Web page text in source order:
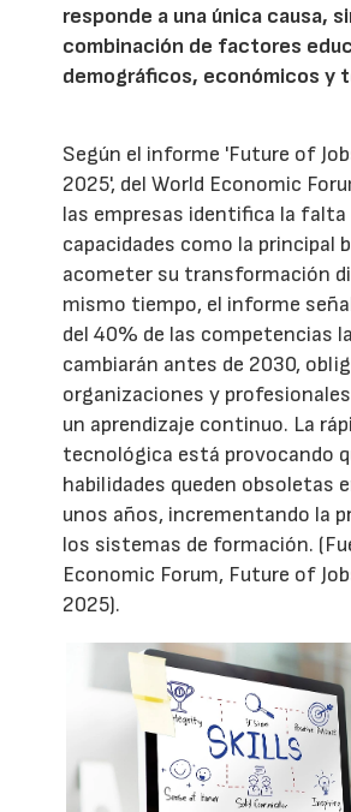
responde a una única causa,
combinación de factores
demográficos, económicos y
Según el informe 'Future of
2025', del World Economic
las empresas identifica la falta
capacidades como la principal
acometer su transformación
mismo tiempo, el informe
del 40% de las competencias
cambiarán antes de 2030,
organizaciones y
un aprendizaje continuo. La
tecnológica está provocando
habilidades queden obsoletas
unos años, incrementando la
los sistemas de formación.
Economic Forum, Future of
2025).